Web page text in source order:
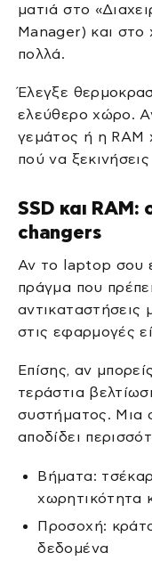
ματιά στο
Manager) και στο
πολλά.
Έλεγξε
ελεύθερο χώρο.
γεμάτος ή η RAM
πού να ξεκινήσεις
SSD και RAM:
changers
Αν το laptop σου
πράγμα που
αντικαταστήσεις
στις εφαρμογές
Επίσης, αν
τεράστια
συστήματος. Μια
αποδίδει
Βήματα:
χωρητικότητα
Προσοχή:
δεδομένα